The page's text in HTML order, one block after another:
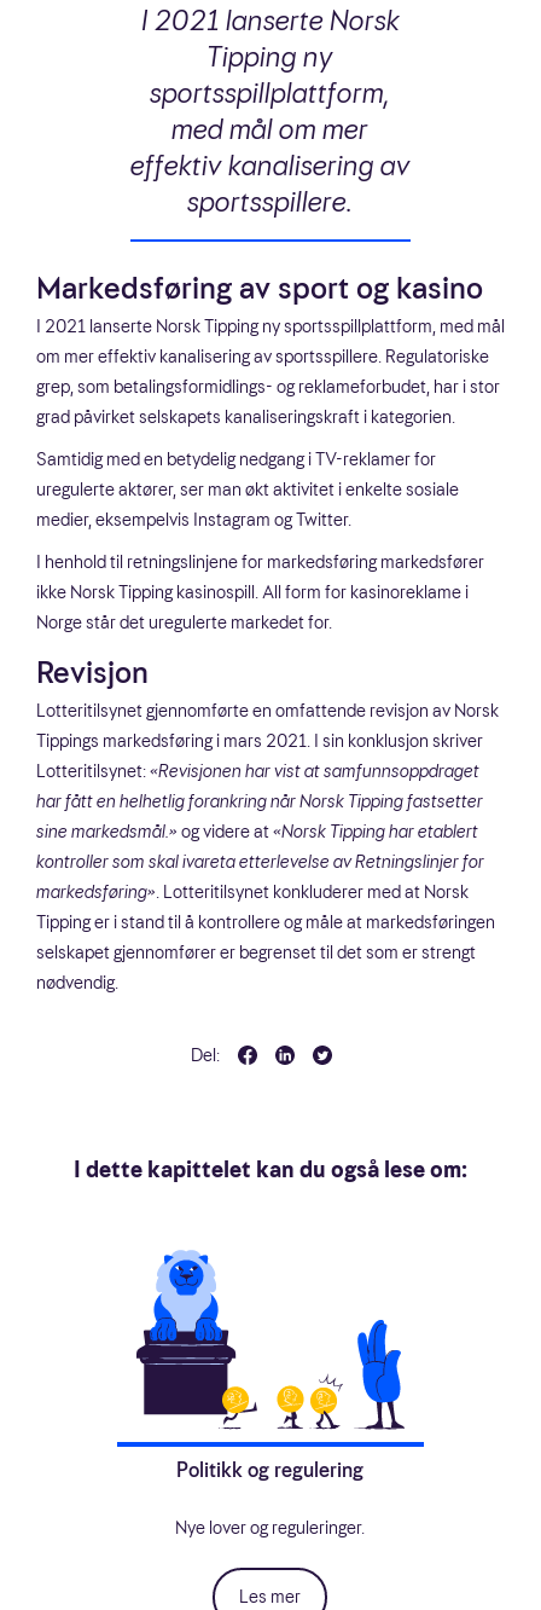
I 2021 lanserte Norsk
Tipping ny
sportsspillplattform,
med mål om mer
effektiv kanalisering av
sportsspillere.
Markedsføring av sport og kasino
I 2021 lanserte Norsk Tipping ny sportsspillplattform, med mål
om mer effektiv kanalisering av sportsspillere. Regulatoriske
grep, som betalingsformidlings- og reklameforbudet, har i stor
grad påvirket selskapets kanaliseringskraft i kategorien.
Samtidig med en betydelig nedgang i TV-reklamer for
uregulerte aktører, ser man økt aktivitet i enkelte sosiale
medier, eksempelvis Instagram og Twitter.
I henhold til retningslinjene for markedsføring markedsfører
ikke Norsk Tipping kasinospill. All form for kasinoreklame i
Norge står det uregulerte markedet for.
Revisjon
Lotteritilsynet gjennomførte en omfattende revisjon av Norsk
Tippings markedsføring i mars 2021. I sin konklusjon skriver
Lotteritilsynet:«Revisjonen har vist at samfunnsoppdraget
har fått en helhetlig forankring når Norsk Tipping fastsetter
sine markedsmål.» og videre at«Norsk Tipping har etablert
kontroller som skal ivareta etterlevelse av Retningslinjer for
markedsføring». Lotteritilsynet konkluderer med at Norsk
Tipping er i stand til å kontrollere og måle at markedsføringen
selskapet gjennomfører er begrenset til det som er strengt
nødvendig.
Del:
I dette kapittelet kan du også lese om:
Politikk og regulering
Nye lover og reguleringer.
Les mer